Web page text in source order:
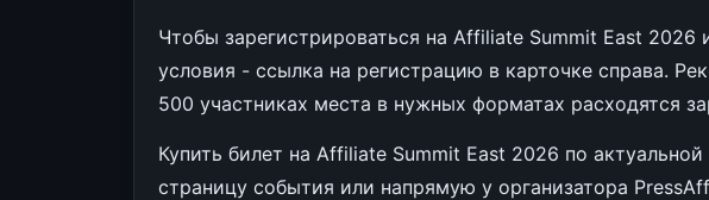
Чтобы зарегистрироваться на Affiliate Summit East 2026
условия - ссылка на регистрацию в карточке справа.
500 участниках места в нужных форматах расходятся
Купить билет на Affiliate Summit East 2026 по
страницу события или напрямую у организатора